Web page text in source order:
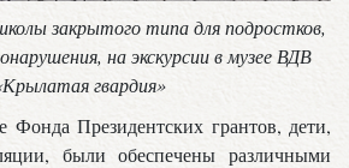
закрытого типа для подростков,
на экскурсии в музее ВДВ
гвардия»
Фонда Президентских грантов, дети,
были обеспечены различными